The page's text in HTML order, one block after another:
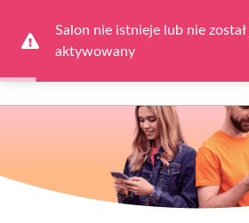
wybierzZaloguj
Salon nie istnieje lub nie został
aktywowany